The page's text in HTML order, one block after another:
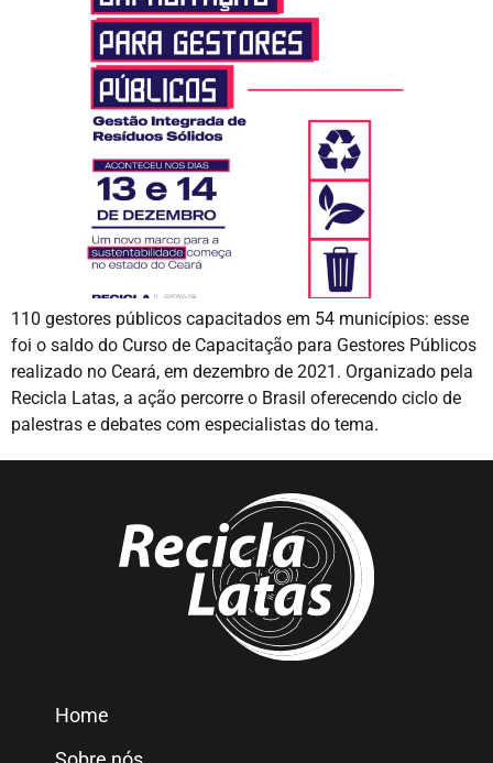
110 gestores públicos capacitados em 54 municípios: esse
foi o saldo do Curso de Capacitação para Gestores Públicos
realizado no Ceará, em dezembro de 2021. Organizado pela
Recicla Latas, a ação percorre o Brasil oferecendo ciclo de
palestras e debates com especialistas do tema.
Home